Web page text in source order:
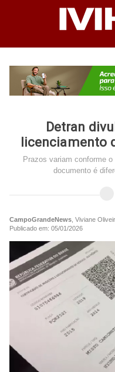
Detran
licenciamento
Prazos variam conforme
documento é
CampoGrandeNews , Viviane
Publicado em: 05/01/2026